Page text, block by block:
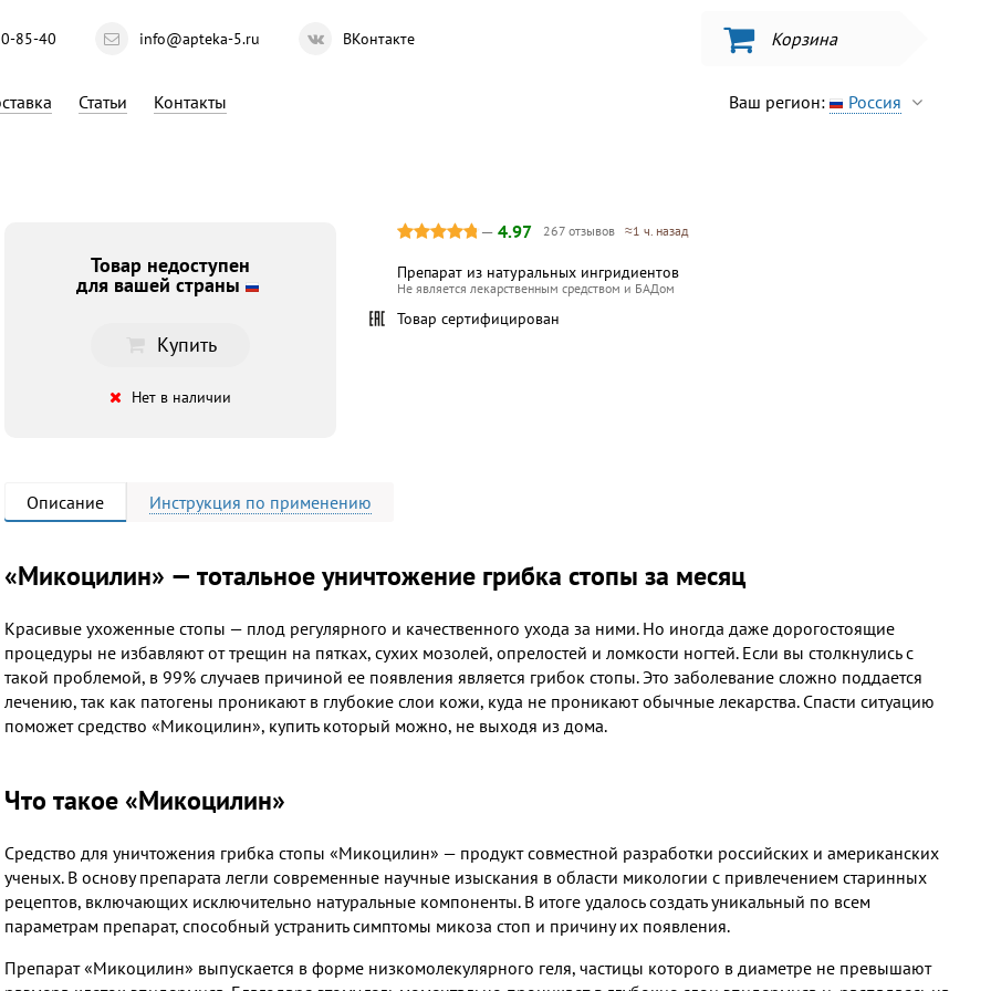
85-40 info@apteka-5.ru ВКонтакте Корзина
Статьи Контакты Ваш регион: Россия
Товар недоступен
для вашей страны
Купить
Нет в наличии
— 4.97 267 отзывов ≈1 ч. назад
Препарат из натуральных ингридиентов
Не является лекарственным средством и БАДом
Товар сертифицирован
Описание Инструкция по применению
«Микоцилин» — тотальное уничтожение грибка стопы за месяц
Красивые ухоженные стопы — плод регулярного и качественного ухода за ними. Но иногда даже дорогостоящие
процедуры не избавляют от трещин на пятках, сухих мозолей, опрелостей и ломкости ногтей. Если вы столкнулись с
такой проблемой, в 99% случаев причиной ее появления является грибок стопы. Это заболевание сложно поддается
лечению, так как патогены проникают в глубокие слои кожи, куда не проникают обычные лекарства. Спасти ситуацию
поможет средство «Микоцилин», купить который можно, не выходя из дома.
Что такое «Микоцилин»
Средство для уничтожения грибка стопы «Микоцилин» — продукт совместной разработки российских и американских
ученых. В основу препарата легли современные научные изыскания в области микологии с привлечением старинных
рецептов, включающих исключительно натуральные компоненты. В итоге удалось создать уникальный по всем
параметрам препарат, способный устранить симптомы микоза стоп и причину их появления.
Препарат «Микоцилин» выпускается в форме низкомолекулярного геля, частицы которого в диаметре не превышают